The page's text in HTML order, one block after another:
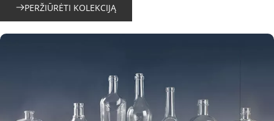
PERŽIŪRĖTI KOLEKCIJĄ